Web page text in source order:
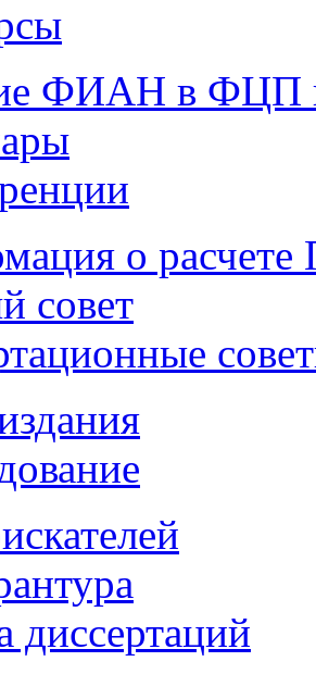
ФИАН в ФЦП
о
совет
диссертаций